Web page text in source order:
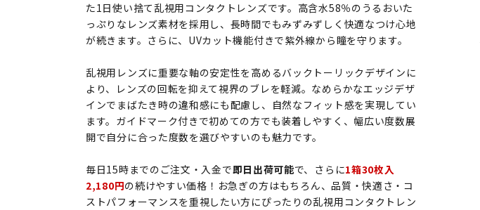
た1日使い捨て乱視用コンタクトレンズです。高含水58％のうるおいた
っぷりなレンズ素材を採用し、長時間でもみずみずしく快適なつけ心地
が続きます。さらに、UVカット機能付きで紫外線から瞳を守ります。
乱視用レンズに重要な軸の安定性を高めるバックトーリックデザインに
より、レンズの回転を抑えて視界のブレを軽減。なめらかなエッジデザ
インでまばたき時の違和感にも配慮し、自然なフィット感を実現してい
ます。ガイドマーク付きで初めての方でも装着しやすく、幅広い度数展
開で自分に合った度数を選びやすいのも魅力です。
毎日15時までのご注文・入金で即日出荷可能で、さらに1箱30枚入
2,180円の続けやすい価格！お急ぎの方はもちろん、品質・快適さ・コ
ストパフォーマンスを重視したい方にぴったりの乱視用コンタクトレン